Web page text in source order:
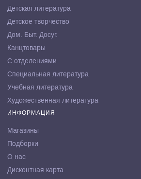
Детская литература
Детское творчество
Дом. Быт. Досуг.
Канцтовары
С отделениями
Специальная литература
Учебная литература
Художественная литература
ИНФОРМАЦИЯ
Магазины
Подборки
О нас
Дисконтная карта